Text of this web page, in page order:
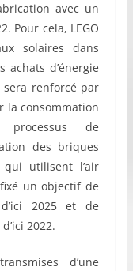
avec un
Pour cela, LEGO
solaires dans
achats d’énergie
sera renforcé par
la consommation
processus de
des briques
qui utilisent l’air
un objectif de
2025 et de
2022.
d’une